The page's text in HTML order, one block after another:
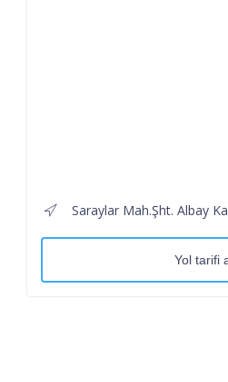
Saraylar Mah.Şht. Albay
Yol tarifi